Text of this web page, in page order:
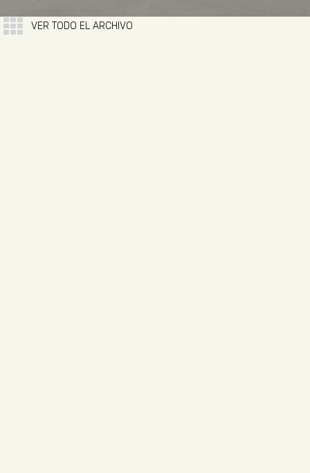
VER TODO EL ARCHIVO